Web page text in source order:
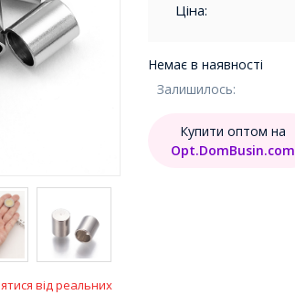
від реальних
Ціна:
Немає в наявності
Залишилось:
Купити оптом на
Opt.DomBusin.com